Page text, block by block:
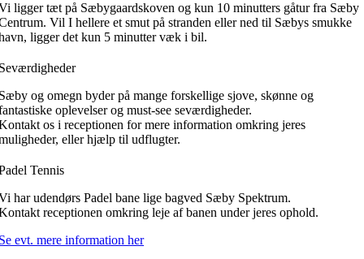
ligger tæt på Sæbygaardskoven og kun 10 minutters gåtur fra Sæby
Vil I hellere et smut på stranden eller ned til Sæbys smukke
ligger det kun 5 minutter væk i bil.
og omegn byder på mange forskellige sjove, skønne og
oplevelser og must-see seværdigheder.
os i receptionen for mere information omkring jeres
eller hjælp til udflugter.
Tennis
har udendørs Padel bane lige bagved Sæby Spektrum.
receptionen omkring leje af banen under jeres ophold.
evt. mere information her